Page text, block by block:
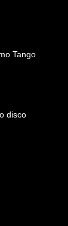
Tango
disco